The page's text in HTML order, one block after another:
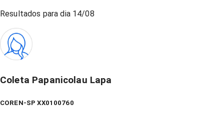
Resultados para dia 14/08
Coleta Papanicolau Lapa
COREN-SP XX0100760